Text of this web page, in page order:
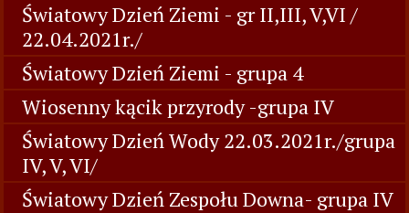
Światowy Dzień Ziemi - gr II,III, V,VI /
22.04.2021r./
Światowy Dzień Ziemi - grupa 4
Wiosenny kącik przyrody -grupa IV
Światowy Dzień Wody 22.03.2021r./grupa
IV, V, VI/
Światowy Dzień Zespołu Downa- grupa IV